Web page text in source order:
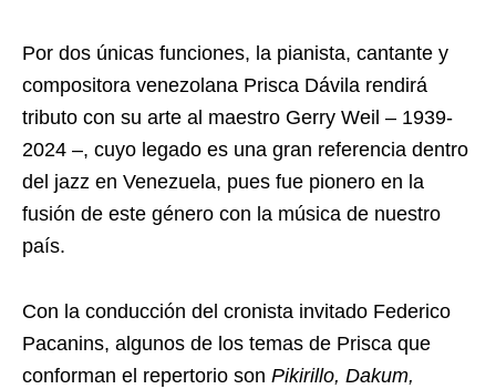
Por dos únicas funciones, la pianista, cantante y
compositora venezolana Prisca Dávila rendirá
tributo con su arte al maestro Gerry Weil – 1939-
2024 –, cuyo legado es una gran referencia dentro
del jazz en Venezuela, pues fue pionero en la
fusión de este género con la música de nuestro
país.
Con la conducción del cronista invitado Federico
Pacanins, algunos de los temas de Prisca que
conforman el repertorio son Pikirillo, Dakum,